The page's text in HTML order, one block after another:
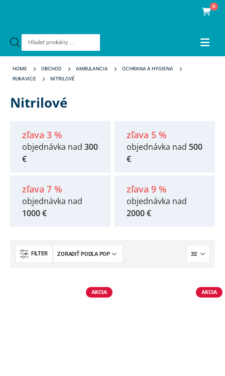
Products
0
HOME OBCHOD AMBULANCIA
OCHRANA A HYGIENA
RUKAVICE
NITRILOVÉ
Nitrilové
zľava 3 %
objednávka nad 300
€
zľava 5 %
objednávka nad 500
€
zľava 7 %
objednávka nad
1000 €
zľava 9 %
objednávka nad
2000 €
FILTER
AKCIA AKCIA